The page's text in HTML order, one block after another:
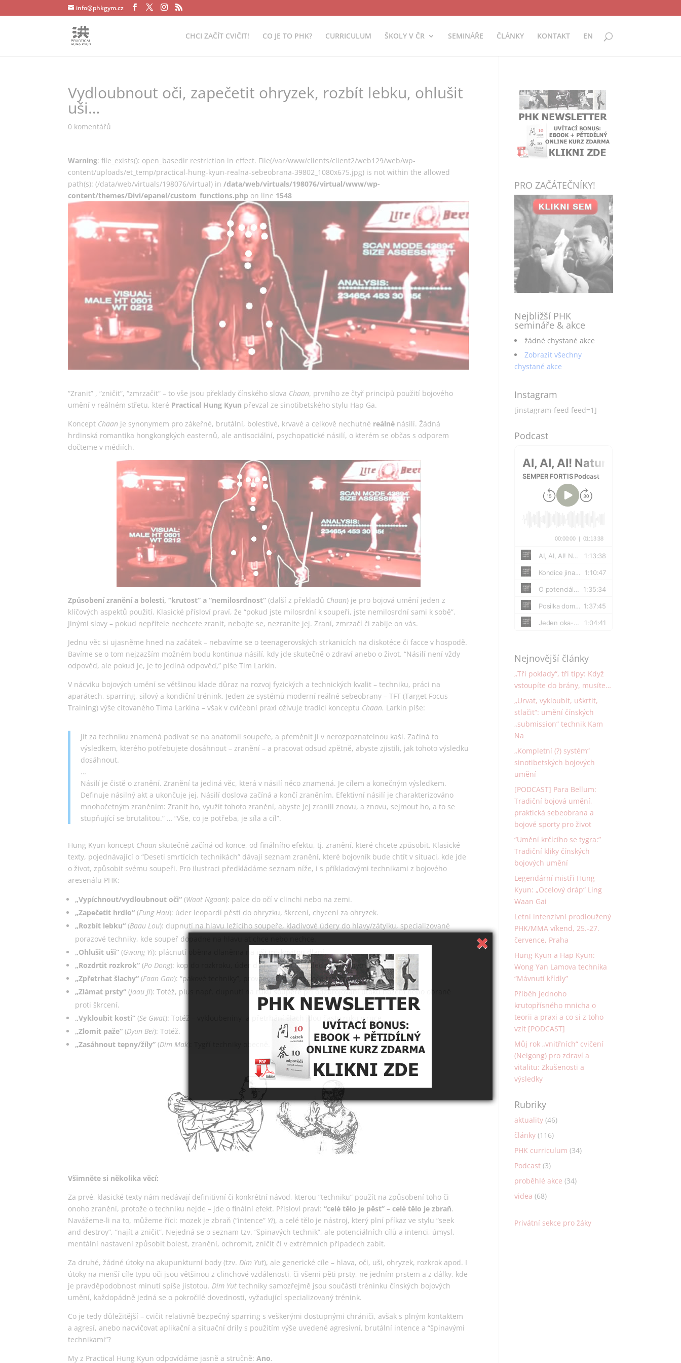
info@phkgym.cz
CHCI ZAČÍT CVIČIT! CO JE TO PHK? CURRICULUM ŠKOLY V ČR SEMINÁŘE ČLÁNKY KONTAKT EN
Vydloubnout oči, zapečetit ohryzek, rozbít lebku, ohlušit
uši…
0 komentářů
Warning: file_exists(): open_basedir restriction in effect. File(/var/www/clients/client2/web129/web/wp-
content/uploads/et_temp/practical-hung-kyun-realna-sebeobrana-39802_1080x675.jpg) is not within the allowed
path(s): (/data/web/virtuals/198076/virtual) in/data/web/virtuals/198076/virtual/www/wp-
content/themes/Divi/epanel/custom_functions.php on line 1548
“Zranit” , “zničit”, “zmrzačit” – to vše jsou překlady čínského slova Chaan, prvního ze čtyř principů použití bojového
umění v reálném střetu, které Practical Hung Kyun převzal ze sinotibetského stylu Hap Ga.
Koncept Chaan je synonymem pro zákeřné, brutální, bolestivé, krvavé a celkově nechutné reálné násilí. Žádná
hrdinská romantika hongkongkých easternů, ale antisociální, psychopatické násilí, o kterém se občas s odporem
dočteme v médiích.
Způsobení zranění a bolesti, “krutost” a “nemilosrdnost” (další z překladů Chaan) je pro bojová umění jeden z
klíčových aspektů použití. Klasické přísloví praví, že “pokud jste milosrdní k soupeři, jste nemilosrdní sami k sobě”.
Jinými slovy – pokud nepřítele nechcete zranit, nebojte se, nezraníte jej. Zraní, zmrzačí či zabije on vás.
Jednu věc si ujasněme hned na začátek – nebavíme se o teenagerovských strkanicích na diskotéce či facce v hospodě.
Bavíme se o tom nejzazším možném bodu kontinua násilí, kdy jde skutečně o zdraví anebo o život. “Násilí není vždy
odpověď, ale pokud je, je to jediná odpověď,” píše Tim Larkin.
V nácviku bojových umění se většinou klade důraz na rozvoj fyzických a technických kvalit – techniku, práci na
aparátech, sparring, silový a kondiční trénink. Jeden ze systémů moderní reálné sebeobrany – TFT (Target Focus
Training) výše citovaného Tima Larkina – však v cvičební praxi oživuje tradici konceptu Chaan. Larkin píše:
Jít za techniku znamená podívat se na anatomii soupeře, a přeměnit jí v nerozpoznatelnou kaši. Začíná to
výsledkem, kterého potřebujete dosáhnout – zranění – a pracovat odsud zpětně, abyste zjistili, jak tohoto výsledku
dosáhnout.
…
Násilí je čistě o zranění. Zranění ta jediná věc, která v násilí něco znamená. Je cílem a konečným výsledkem.
Definuje násilný akt a ukončuje jej. Násilí doslova začíná a končí zraněním. Efektivní násilí je charakterizováno
mnohočetným zraněním: Zranit ho, využít tohoto zranění, abyste jej zranili znovu, a znovu, sejmout ho, a to se
stupňující se brutalitou.” … “Vše, co je potřeba, je síla a cíl”.
Hung Kyun koncept Chaan skutečně začíná od konce, od finálního efektu, tj. zranění, které chcete způsobit. Klasické
texty, pojednávající o “Deseti smrtících technikách” dávají seznam zranění, které bojovník bude chtít v situaci, kde jde
o život, způsobit svému soupeři. Pro ilustraci předkládáme seznam níže, i s příkladovými technikami z bojového
aresenálu PHK:
„Vypíchnout/vydloubnout oči“ (Waat Ngaan): palce do očí v clinchi nebo na zemi.
„Zapečetit hrdlo“ (Fung Hau): úder leopardí pěstí do ohryzku, škrcení, chycení za ohryzek.
„Rozbít lebku“ (Baau Lou): dupnutí na hlavu ležícího soupeře, kladivové údery do hlavy/zátylku, specializované
porazové techniky, kde soupeř dopadne na hlavu ať chce nebo nechce.
„Ohlušit uši“ (Gwang Yi): plácnutí oběma dlaněma na uši miskovitou dlaní.
„Rozdrtit rozkrok“ (Po Dong): kop do rozkroku, úder do rozkroku s následovným chytnutím.
„Zpřetrhat šlachy“ (Faan Gan): “pákové techniky”, prováděné dynamicky a trhem.
„Zlámat prsty“ (Jaau Ji): Totéž, plus např. dupnutí na ruku soupeře při odzbrojování útoků nožem nebo obraně
proti škrcení.
„Vykloubit kosti“ (Se Gwat): Totéž – vykloubeniny a přetrhání šlach jdou často ruku v ruce.
„Zlomit paže“ (Dyun Bei): Totéž.
„Zasáhnout tepny/žíly” (Dim Mak
Všimněte si několika věcí:
Za prvé, klasické texty nám nedávají definitivní či konkrétní návod, kterou “techniku” použít na způsobení toho či
onoho zranění, protože o techniku nejde – jde o finální efekt. Přísloví praví:“celé tělo je pěst” – celé tělo je zbraň.
Navážeme-li na to, můžeme říci: mozek je zbraň (“intence” Yi), a celé tělo je nástroj, který plní příkaz ve stylu “seek
and destroy”, “najít a zničit”. Nejedná se o seznam tzv. “špinavých technik”, ale potenciálních cílů a intenci, úmysl,
mentální nastavení způsobit bolest, zranění, ochromit, zničit či v extrémních případech zabít.
Za druhé, žádné útoky na akupunkturní body (tzv. Dim Yut), ale generické cíle – hlava, oči, uši, ohryzek, rozkrok apod. I
útoky na menší cíle typu oči jsou většinou z clinchové vzdálenosti, či všemi pěti prsty, ne jedním prstem a z dálky, kde
je pravděpodobnost minutí spíše jistotou. Dim Yut techniky samozřejmě jsou součástí tréninku čínských bojových
umění, každopádně jedná se o pokročilé dovednosti, vyžadující specializovaný trénink.
Co je tedy důležitější – cvičit relativně bezpečný sparring s veškerými dostupnými chrániči, avšak s plným kontaktem
a agresí, anebo nacvičovat aplikační a situační drily s použitím výše uvedené agresivní, brutální intence a “špinavými
technikami”?
My z Practical Hung Kyun odpovídáme jasně a stručně:Ano.
PRO ZAČÁTEČNÍKY!
Nejbližší PHK
semináře & akce
žádné chystané akce
Zobrazit všechny
chystané akce
Instagram
[instagram-feed feed=1]
Podcast
Nejnovější články
„Tři poklady“, tři tipy: Když
vstoupíte do brány, musíte…
„Urvat, vykloubit, uškrtit,
stlačit“: umění čínských
„submission“ technik Kam
Na
„Kompletní (?) systém“
sinotibetských bojových
umění
[PODCAST] Para Bellum:
Tradiční bojová umění,
praktická sebeobrana a
bojové sporty pro život
“Umění krčícího se tygra:”
Tradiční kliky čínských
bojových umění
Legendární mistři Hung
Kyun: „Ocelový dráp“ Ling
Waan Gai
Letní intenzivní prodloužený
PHK/MMA víkend, 25.-27.
července, Praha
Hung Kyun a Hap Kyun:
Wong Yan Lamova technika
“Mávnutí křídly”
Příběh jednoho
krutopřísného mnicha o
teorii a praxi a co si z toho
vzít [PODCAST]
Můj rok „vnitřních“ cvičení
(Neigong) pro zdraví a
vitalitu: Zkušenosti a
výsledky
Rubriky
aktuality (46)
články (116)
PHK curriculum (34)
Podcast (3)
proběhlé akce (34)
videa (68)
Privátní sekce pro žáky